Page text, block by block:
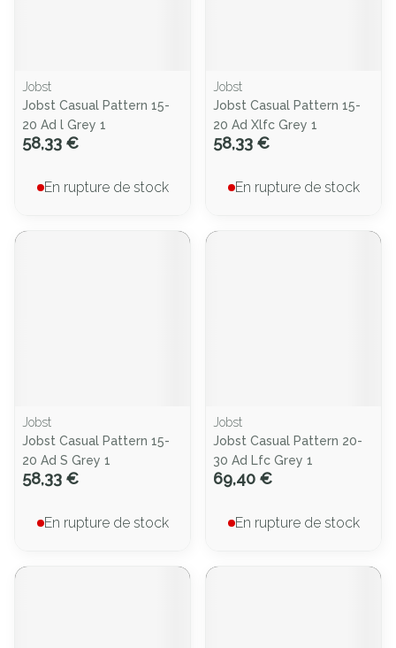
Jobst
Jobst Casual Pattern 15-
20 Ad l Grey 1
58,33 €
En rupture de stock
Jobst
Jobst Casual Pattern 15-
20 Ad Xlfc Grey 1
58,33 €
En rupture de stock
Jobst
Jobst Casual Pattern 15-
20 Ad S Grey 1
58,33 €
En rupture de stock
Jobst
Jobst Casual Pattern 20-
30 Ad Lfc Grey 1
69,40 €
En rupture de stock